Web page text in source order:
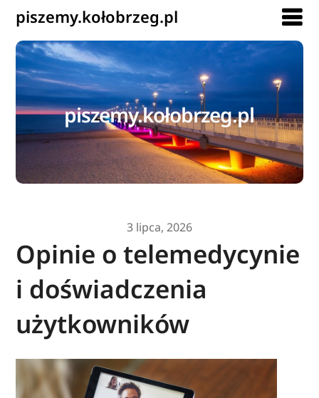
piszemy.kołobrzeg.pl
piszemy.kołobrzeg.pl
3 lipca, 2026
Opinie o telemedycynie
i doświadczenia
użytkowników